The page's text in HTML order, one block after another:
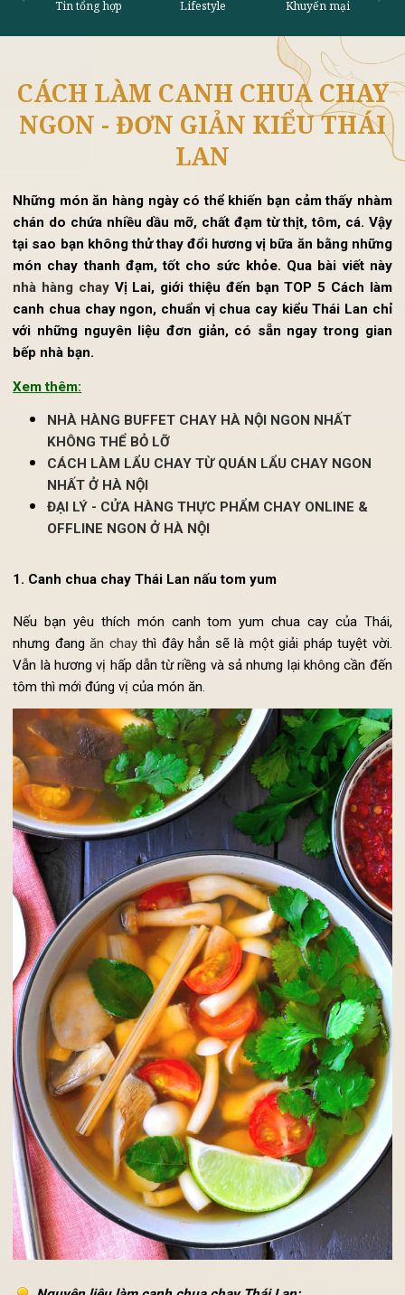
Tin tổng hợp Lifestyle
CÁCH LÀM CANH CHUA
NGON - ĐƠN GIẢN KIỂU
LAN
Những món ăn hàng ngày có thể khiến bạn cảm thấy
chán do chứa nhiều dầu mỡ, chất đạm từ thịt, tôm, cá.
tại sao bạn không thử thay đổi hương vị bữa ăn bằng
món chay thanh đạm, tốt cho sức khỏe. Qua bài viết
nhà hàng chayVị Lai, giới thiệu đến bạn TOP 5 Cách
canh chua chay ngon, chuẩn vị chua cay kiểu Thái Lan
bếp nhà bạn.
Xem thêm:
NHÀ HÀNG BUFFET CHAY HÀ NỘI NGON NHẤT
KHÔNG THỂ BỎ LỠ
CÁCH LÀM LẨU CHAY TỪ QUÁN LẨU CHAY NGON
NHẤT Ở HÀ NỘI
OFFLINE NGON Ở HÀ NỘI
1. Canh chua chay Thái Lan nấu tom yum
Nếu bạn yêu thích món canh tom yum chua cay của
ăn chay
Vẫn là hương vị hấp dẫn từ riềng và sả nhưng lại không cần
tôm thì mới đúng vị của món ăn.